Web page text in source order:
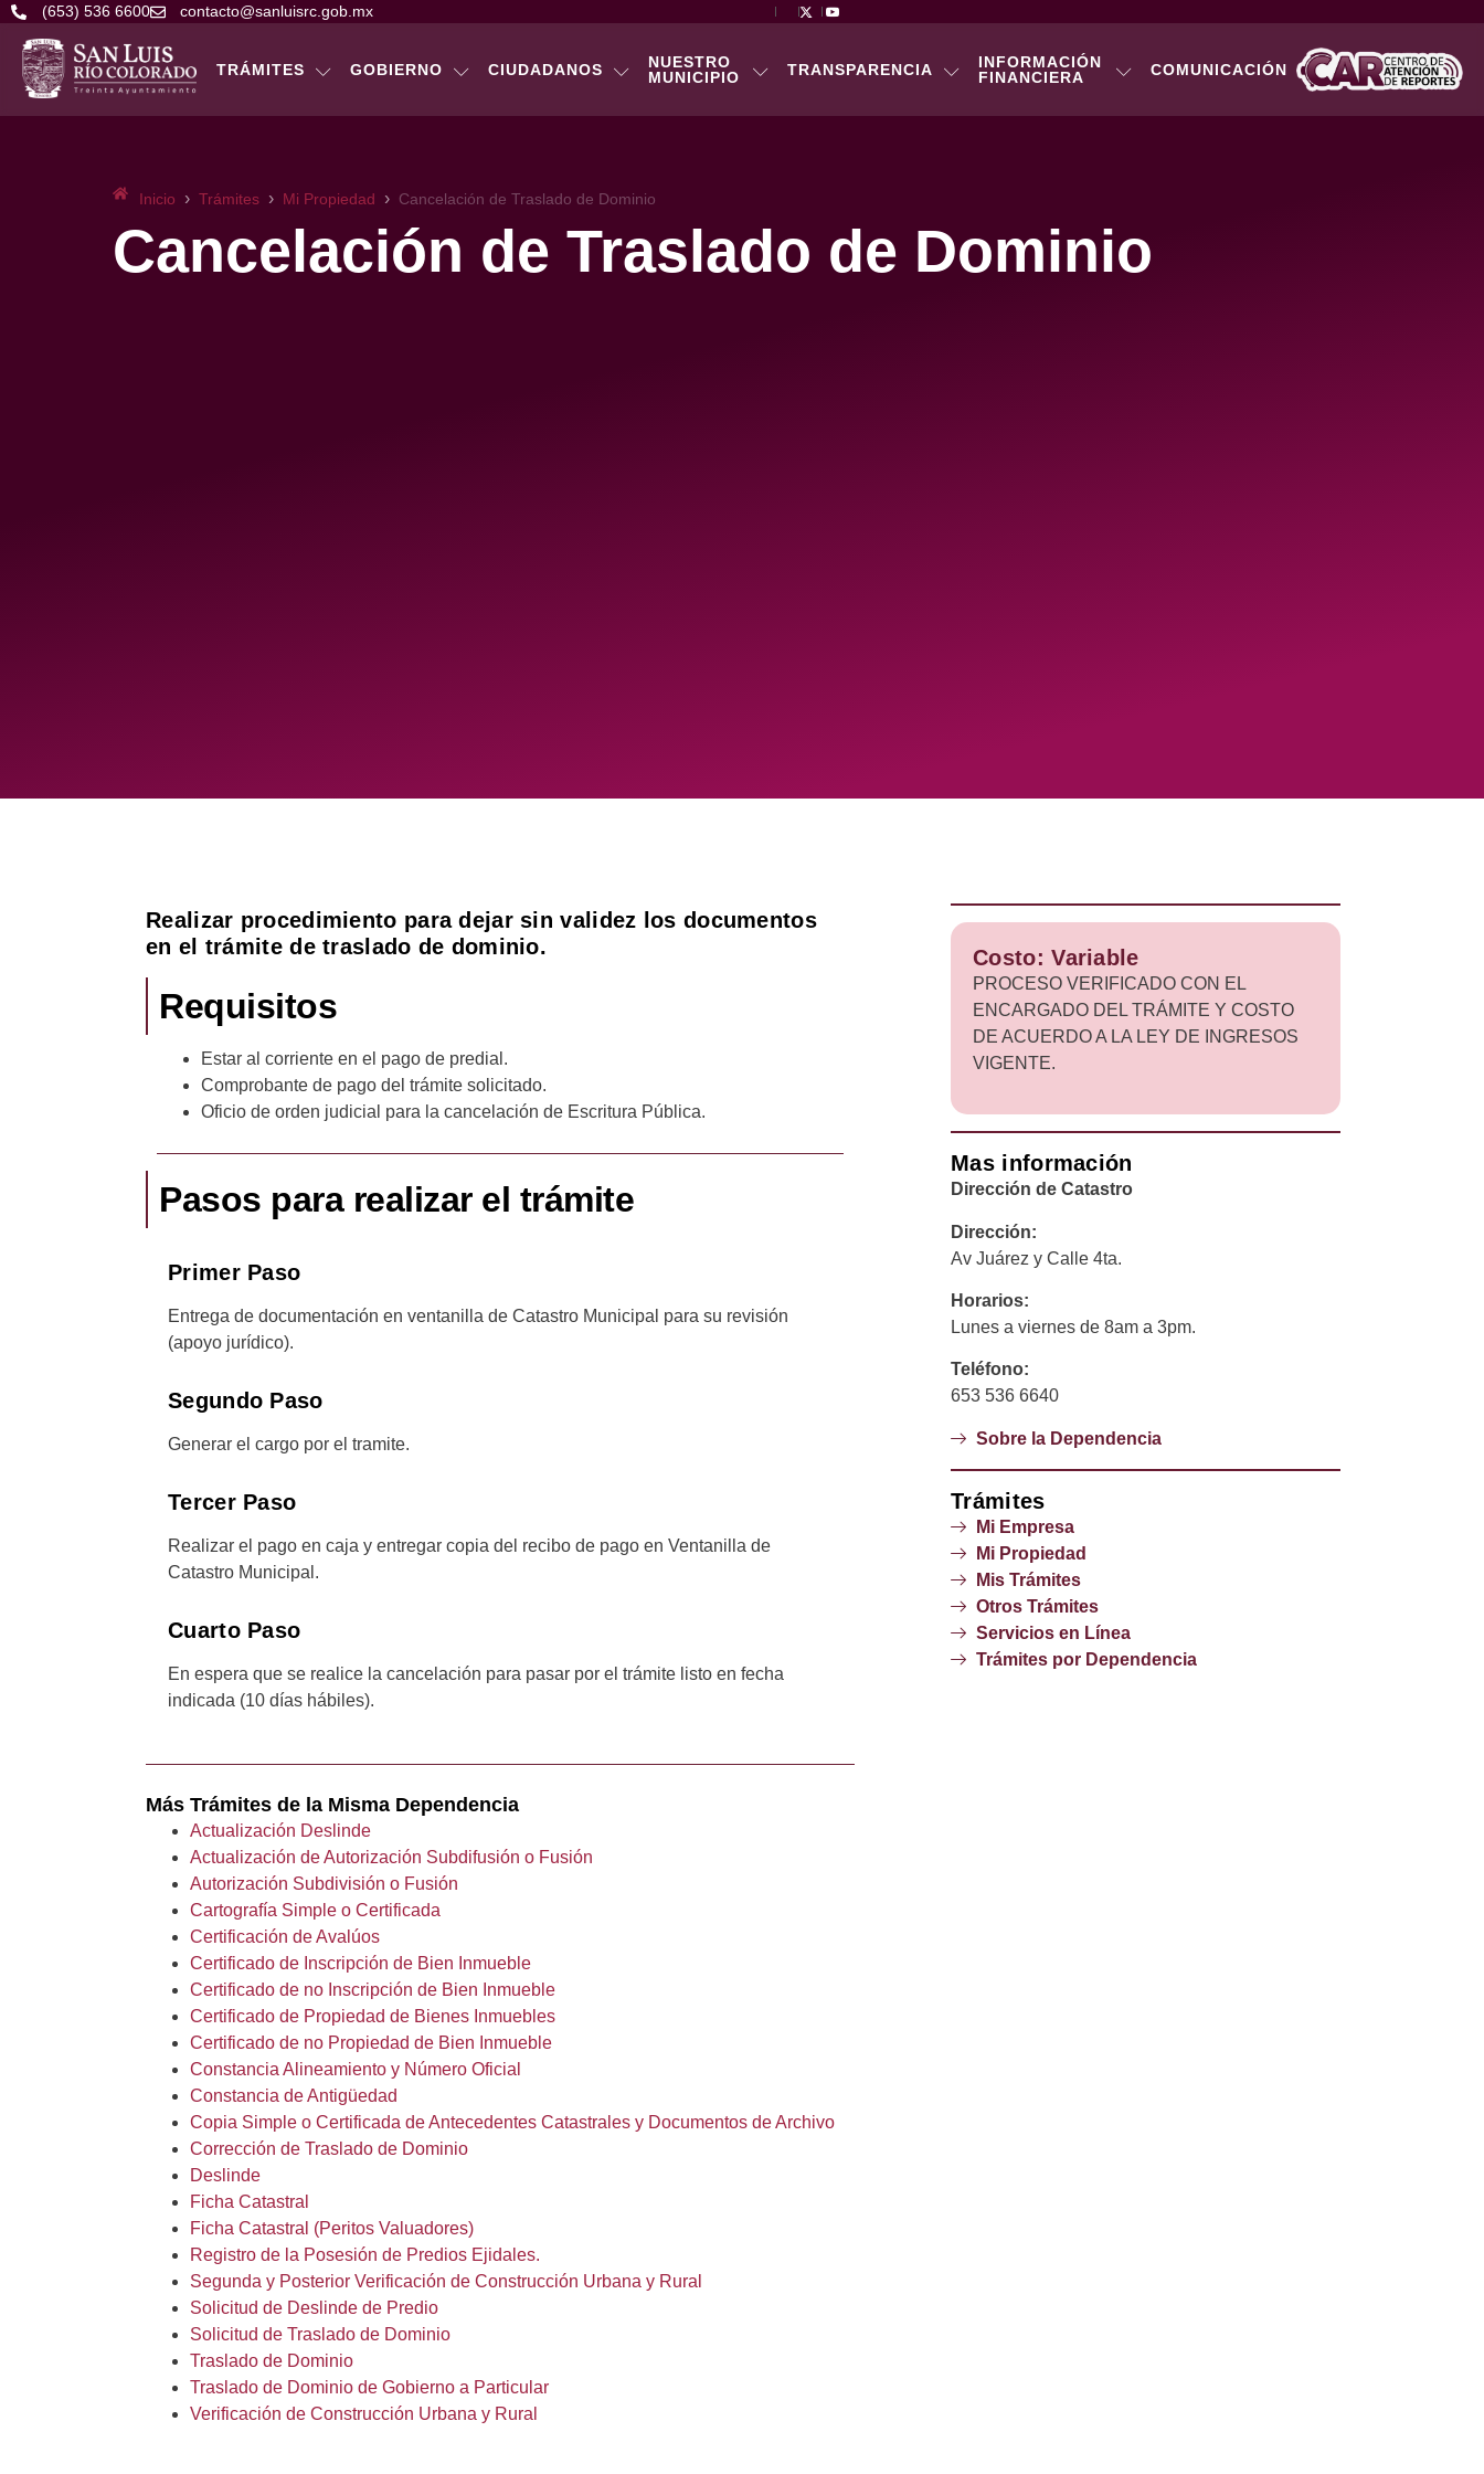
(653) 536 6600 contacto@sanluisrc.gob.mx
TRÁMITES GOBIERNO CIUDADANOS
NUESTRO
MUNICIPIO
TRANSPARENCIA
INFORMACIÓN
FINANCIERA
COMUNICACIÓN
Inicio › Trámites › Mi Propiedad › Cancelación de Traslado de Dominio
Cancelación de Traslado de Dominio
Realizar procedimiento para dejar sin validez los documentos
en el trámite de traslado de dominio.
Requisitos
Estar al corriente en el pago de predial.
Comprobante de pago del trámite solicitado.
Oficio de orden judicial para la cancelación de Escritura Pública.
Pasos para realizar el trámite
Primer Paso
Entrega de documentación en ventanilla de Catastro Municipal para su revisión
(apoyo jurídico).
Segundo Paso
Generar el cargo por el tramite.
Tercer Paso
Realizar el pago en caja y entregar copia del recibo de pago en Ventanilla de
Catastro Municipal.
Cuarto Paso
En espera que se realice la cancelación para pasar por el trámite listo en fecha
indicada (10 días hábiles).
Más Trámites de la Misma Dependencia
Actualización Deslinde
Actualización de Autorización Subdifusión o Fusión
Autorización Subdivisión o Fusión
Cartografía Simple o Certificada
Certificación de Avalúos
Certificado de Inscripción de Bien Inmueble
Certificado de no Inscripción de Bien Inmueble
Certificado de Propiedad de Bienes Inmuebles
Certificado de no Propiedad de Bien Inmueble
Constancia Alineamiento y Número Oficial
Constancia de Antigüedad
Copia Simple o Certificada de Antecedentes Catastrales y Documentos de Archivo
Corrección de Traslado de Dominio
Deslinde
Ficha Catastral
Ficha Catastral (Peritos Valuadores)
Registro de la Posesión de Predios Ejidales.
Segunda y Posterior Verificación de Construcción Urbana y Rural
Solicitud de Deslinde de Predio
Solicitud de Traslado de Dominio
Traslado de Dominio
Traslado de Dominio de Gobierno a Particular
Verificación de Construcción Urbana y Rural
Costo: Variable
PROCESO VERIFICADO CON EL
ENCARGADO DEL TRÁMITE Y COSTO
DE ACUERDO A LA LEY DE INGRESOS
VIGENTE.
Mas información
Dirección de Catastro
Dirección:
Av Juárez y Calle 4ta.
Horarios:
Lunes a viernes de 8am a 3pm.
Teléfono:
653 536 6640
Sobre la Dependencia
Trámites
Mi Empresa
Mi Propiedad
Mis Trámites
Otros Trámites
Servicios en Línea
Trámites por Dependencia